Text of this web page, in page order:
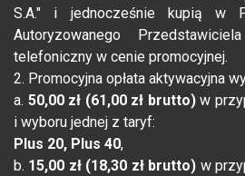
S.A." i jednocześnie kupią w
Autoryzowanego
telefoniczny w cenie promocyjnej.
2. Promocyjna opłata aktywacyjna
a. 50,00 zł (61,00 zł brutto)w
i wyboru jednej z taryf:
Plus 20, Plus 40,
b. 15,00 zł (18,30 zł brutto) w